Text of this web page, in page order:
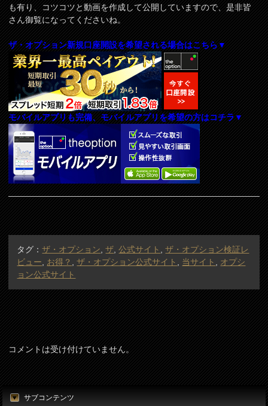
も有り、コツコツと動画を作成して公開していますので、是非皆
さん御覧になってくださいね。
ザ・オプション新規口座開設を希望される場合はこちら▼
モバイルアプリも完備、モバイルアプリを希望の方はコチラ▼
タグ：ザ・オプション ,ザ ,公式サイト ,ザ・オプション検証レ
ビュー
お得？ ,ザ・オプション公式サイト 当サイト
オプシ
ョン公式サイト
コメントは受け付けていません。
サブコンテンツ